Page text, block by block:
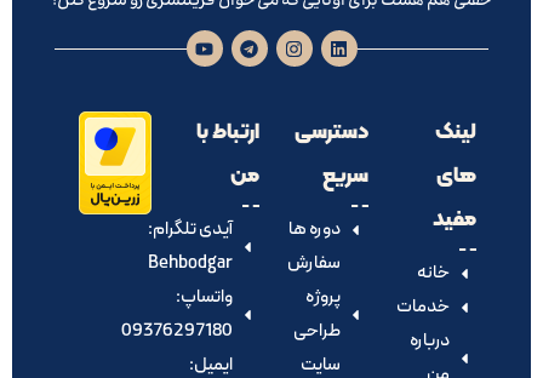
لینک
های
مفید
خانه
خدمات
درباره
دسترسی
سریع
دوره ها
سفارش
پروژه
طراحی
سایت
ارتباط با
من
آیدی تلگرام:‌
Behbodgar
واتساپ:
09376297180
ایمیل: